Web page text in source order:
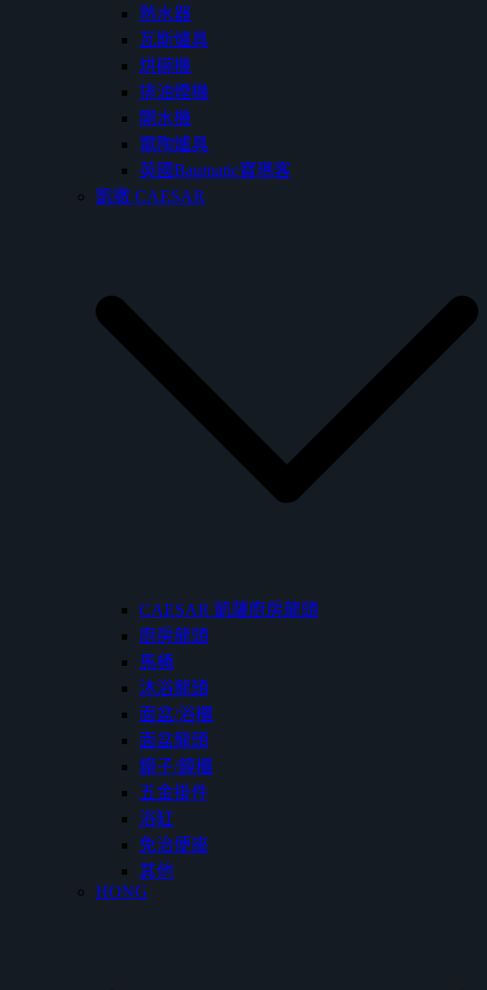
熱水器
瓦斯爐具
烘碗機
排油煙機
開水機
電陶爐具
英國Baumatic寶瑪客
凱撒 CAESAR
CAESAR 凱薩廚房龍頭
廚房龍頭
馬桶
沐浴龍頭
面盆/浴櫃
面盆龍頭
鏡子/鏡櫃
五金掛件
浴缸
免治便座
其他
HONG